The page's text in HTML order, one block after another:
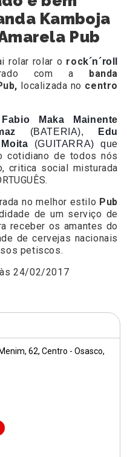
62, Centro - Osasco,
Kamboja
Pub
rolar rolar o rock´n´roll
com a
banda
, localizada no centro
Fabio Maka Mainente
(BATERIA),
Edu
(GUITARRA) que
cotidiano de todos nós
critica social misturada
no melhor estilo Pub
de um serviço de
receber os amantes do
de cervejas nacionais
petiscos.
às 24/02/2017